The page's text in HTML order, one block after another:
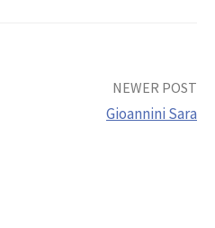
NEWER POST
Gioannini Sara